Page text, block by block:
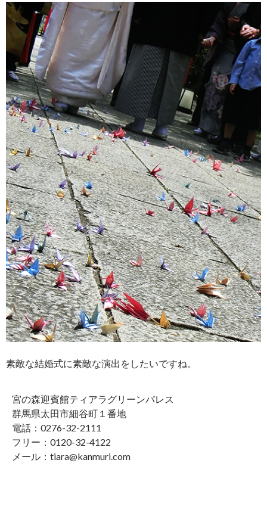
素敵な結婚式に素敵な演出をしたいですね。
宮の森迎賓館ティアラグリーンパレス
群馬県太田市細谷町１番地
電話：0276-32-2111
フリー：0120-32-4122
メール：tiara@kanmuri.com